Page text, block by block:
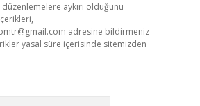
aykırı olduğunu
adresine bildirmeniz
yasal süre içerisinde sitemizden